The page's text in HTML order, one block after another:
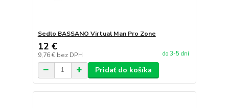
Sedlo BASSANO Virtual Man Pro Zone
12 €
9,76 € bez DPH do 3-5 dní
Pridať do košíka